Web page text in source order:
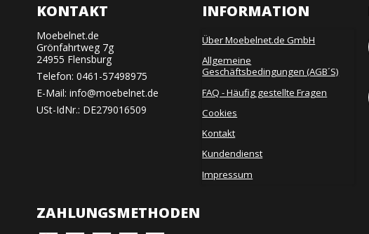
KONTAKT
Moebelnet.de
Grönfahrtweg 7g
24955 Flensburg
Telefon: 0461-57498975
E-Mail: info@moebelnet.de
USt-IdNr.: DE279016509
INFORMATION
Über Moebelnet.de GmbH
Allgemeine
Geschäftsbedingungen (AGB´S)
FAQ - Häufig gestellte Fragen
Cookies
Kontakt
Kundendienst
Impressum
ZAHLUNGSMETHODEN